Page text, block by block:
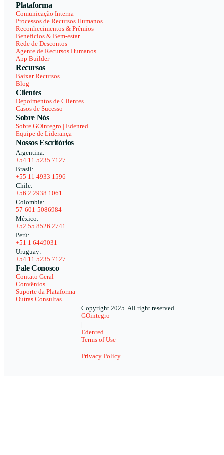
Plataforma
Comunicação Interna
Processos de Recursos Humanos
Reconhecimentos & Prêmios
Benefícios & Bem-estar
Rede de Descontos
Agente de Recursos Humanos
App Builder
Recursos
Baixar Recursos
Blog
Clientes
Depoimentos de Clientes
Casos de Sucesso
Sobre Nós
Sobre GOintegro | Edenred
Equipe de Liderança
Nossos Escritórios
Argentina:
+54 11 5235 7127
Brasil:
+55 11 4933 1596
Chile:
+56 2 2938 1061
Colombia:
57-601-5086984
México:
+52 55 8526 2741
Perú:
+51 1 6449031
Uruguay:
+54 11 5235 7127
Fale Conosco
Contato Geral
Convênios
Suporte da Plataforma
Outras Consultas
Copyright 2025. All right reserved
GOintegro
Edenred
Terms of Use
-
Privacy Policy